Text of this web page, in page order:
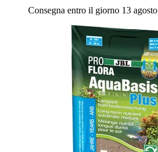
Consegna entro il giorno 13 agosto